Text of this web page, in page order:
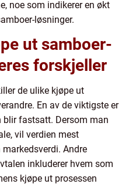
noe som indikerer en økt
løsninger.
ut samboer-
forskjeller
de ulike kjøpe ut
En av de viktigste er
blir fastsatt. Dersom man
vil verdien mest
Andre
inkluderer hvem som
kjøpe ut prosessen